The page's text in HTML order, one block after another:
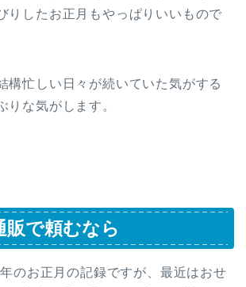
りしたお正月もやっぱりいいもので
構忙しい日々が続いていた気がする
りな気がします。
販で頼むなら
のお正月の記録ですが、最近はおせ